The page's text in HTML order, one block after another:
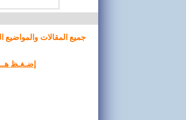
جميع المقالات
إضـغـظ